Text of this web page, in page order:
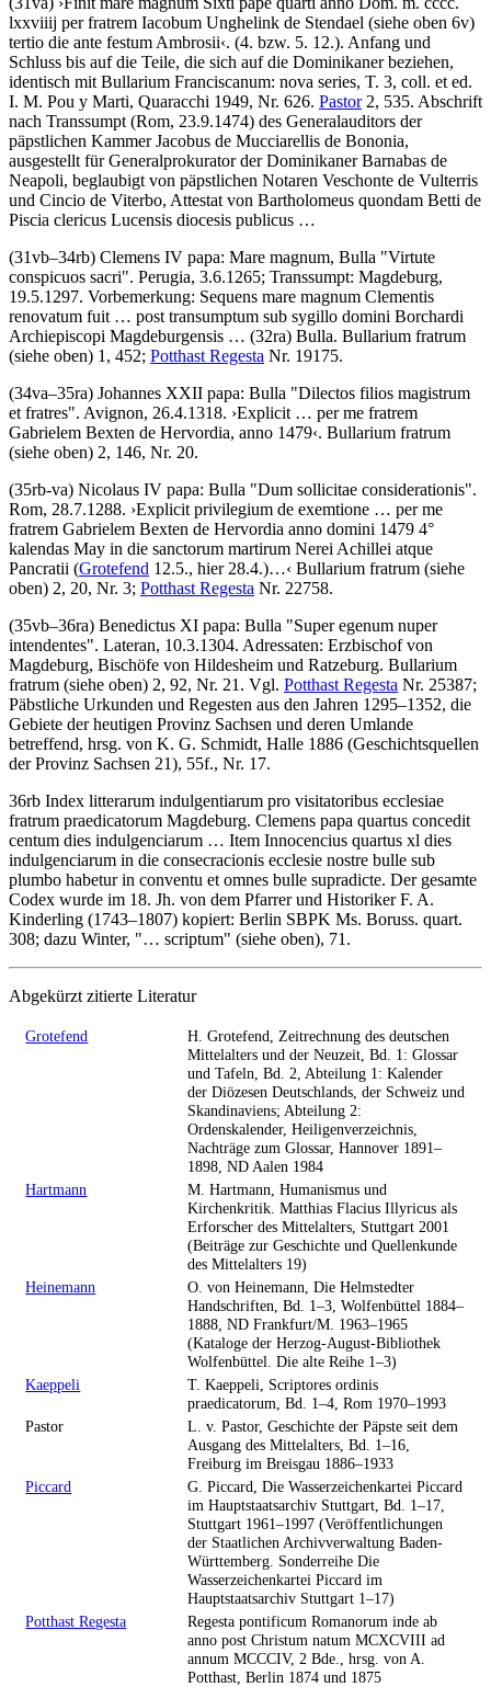
lxxviiij per fratrem Iacobum Unghelink de Stendael (siehe oben 6v)
tertio die ante festum Ambrosii‹. (4. bzw. 5. 12.). Anfang und
Schluss bis auf die Teile, die sich auf die Dominikaner beziehen,
identisch mit Bullarium Franciscanum: nova series, T. 3, coll. et ed.
I. M. Pou y Marti, Quaracchi 1949, Nr. 626. Pastor2, 535. Abschrift
nach Transsumpt (Rom, 23.9.1474) des Generalauditors der
päpstlichen KammerJacobus de Mucciarellis de Bononia,
ausgestellt für Generalprokurator der DominikanerBarnabas de
Neapoli, beglaubigt von päpstlichen Notaren Veschonte de Vulterris
und Cincio de Viterbo, Attestat von Bartholomeus quondam Betti de
Piscia clericus Lucensis diocesis publicus …
(31vb–34rb) Clemens IV papa: Mare magnum, Bulla "Virtute
conspicuos sacri". Perugia, 3.6.1265; Transsumpt: Magdeburg,
19.5.1297. Vorbemerkung: Sequens mare magnum Clementis
renovatum fuit … post transumptum sub sygillo domini Borchardi
Archiepiscopi Magdeburgensis … (32ra) Bulla. Bullarium fratrum
(siehe oben) 1, 452; Potthast Regesta Nr. 19175.
(34va–35ra) Johannes XXII papa: Bulla "Dilectos filios magistrum
et fratres". Avignon, 26.4.1318. ›Explicit … per me fratrem
Gabrielem Bexten de Hervordia, anno 1479‹. Bullarium fratrum
(siehe oben) 2, 146, Nr. 20.
(35rb-va) Nicolaus IV papa: Bulla "Dum sollicitae considerationis".
Rom, 28.7.1288. ›Explicit privilegium de exemtione … per me
fratrem Gabrielem Bexten de Hervordia anno domini 1479 4°
kalendas May in die sanctorum martirum Nerei Achillei atque
Pancratii (Grotefend 12.5., hier 28.4.)…‹ Bullarium fratrum (siehe
oben) 2, 20, Nr. 3; Potthast Regesta Nr. 22758.
(35vb–36ra) Benedictus XI papa: Bulla "Super egenum nuper
intendentes". Lateran, 10.3.1304. Adressaten: Erzbischof von
Magdeburg, Bischöfe von Hildesheim und Ratzeburg. Bullarium
fratrum (siehe oben) 2, 92, Nr. 21. Vgl. Potthast Regesta Nr. 25387;
Päbstliche Urkunden und Regesten aus den Jahren 1295–1352, die
Gebiete der heutigen Provinz Sachsen und deren Umlande
betreffend, hrsg. von K. G. Schmidt, Halle 1886 (Geschichtsquellen
der Provinz Sachsen 21), 55f., Nr. 17.
36rb Index litterarum indulgentiarum pro visitatoribus ecclesiae
fratrum praedicatorum Magdeburg. Clemens papa quartus concedit
centum dies indulgenciarum … Item Innocencius quartus xl dies
indulgenciarum in die consecracionis ecclesie nostre bulle sub
plumbo habetur in conventu et omnes bulle supradicte. Der gesamte
Codex wurde im 18. Jh. von dem Pfarrer und Historiker F. A.
Kinderling (1743–1807) kopiert: Berlin SBPK Ms. Boruss. quart.
308; dazu Winter, "… scriptum" (siehe oben), 71.
Abgekürzt zitierte Literatur
Grotefend
H. Grotefend, Zeitrechnung des deutschen
Mittelalters und der Neuzeit, Bd. 1: Glossar
und Tafeln, Bd. 2, Abteilung 1: Kalender
der Diözesen Deutschlands, der Schweiz und
Skandinaviens; Abteilung 2:
Ordenskalender, Heiligenverzeichnis,
Nachträge zum Glossar, Hannover 1891–
1898, ND Aalen 1984
Hartmann
M. Hartmann, Humanismus und
Kirchenkritik. Matthias Flacius Illyricus als
Erforscher des Mittelalters, Stuttgart 2001
(Beiträge zur Geschichte und Quellenkunde
des Mittelalters 19)
Heinemann
O. von Heinemann, Die Helmstedter
Handschriften, Bd. 1–3, Wolfenbüttel 1884–
1888, ND Frankfurt/M. 1963–1965
(Kataloge der Herzog-August-Bibliothek
Wolfenbüttel. Die alte Reihe 1–3)
Kaeppeli
T. Kaeppeli, Scriptores ordinis
praedicatorum, Bd. 1–4, Rom 1970–1993
Pastor
L. v. Pastor, Geschichte der Päpste seit dem
Ausgang des Mittelalters, Bd. 1–16,
Freiburg im Breisgau 1886–1933
Piccard
G. Piccard, Die Wasserzeichenkartei Piccard
im Hauptstaatsarchiv Stuttgart, Bd. 1–17,
Stuttgart 1961–1997 (Veröffentlichungen
der Staatlichen Archivverwaltung Baden-
Württemberg. Sonderreihe Die
Wasserzeichenkartei Piccard im
Hauptstaatsarchiv Stuttgart 1–17)
Potthast Regesta
Regesta pontificum Romanorum inde ab
anno post Christum natum MCXCVIII ad
annum MCCCIV, 2 Bde., hrsg. von A.
Potthast, Berlin 1874 und 1875